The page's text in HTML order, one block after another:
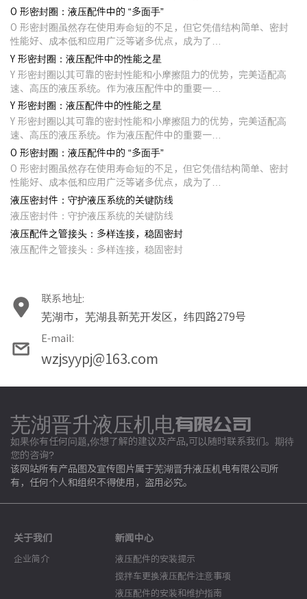
O 形密封圈：液压配件中的 “多面手”
O 形密封圈虽然存在使用寿命短的不足，但它凭借结构简单、密封
性能好、成本低和应用广泛等诸多优点，成为了…
Y 形密封圈：液压配件中的性能之星
Y 形密封圈以其可靠的密封性能和小摩擦阻力的优势，完美适配高
速、高压的液压系统。作为液压配件中的重要一…
Y 形密封圈：液压配件中的性能之星
Y 形密封圈以其可靠的密封性能和小摩擦阻力的优势，完美适配高
速、高压的液压系统。作为液压配件中的重要一…
O 形密封圈：液压配件中的 “多面手”
O 形密封圈虽然存在使用寿命短的不足，但它凭借结构简单、密封
性能好、成本低和应用广泛等诸多优点，成为了…
液压密封件：守护液压系统的关键防线
液压密封件：守护液压系统的关键防线
液压配件之管接头：多样连接，稳固密封
液压配件之管接头：多样连接，稳固密封
联系地址:
芜湖市，芜湖县新芜开发区，纬四路279号
E-mail:
wzjsyypj@163.com
芜湖晋升液压机电有限公司
如果你有任何问题,你想了解的建议及产品,可以随时联系我们。期待
您的咨询?
该网站所有产品图及宣传图片属于芜湖晋升液压机电有限公司所
有，任何个人和组织不得使用，盗用必究。
关于我们
企业简介
新闻中心
液压配件的安装提示
搅拌车更换液压配件注意事项
液压配件的安装和维护指南